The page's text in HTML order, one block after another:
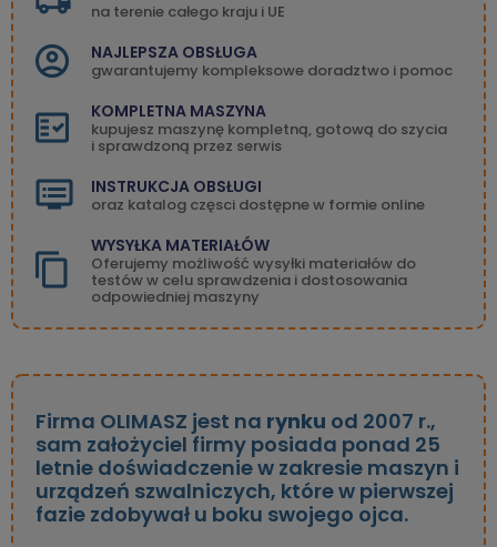
na terenie całego kraju i UE
NAJLEPSZA OBSŁUGA
gwarantujemy kompleksowe doradztwo i pomoc
KOMPLETNA MASZYNA
kupujesz maszynę kompletną, gotową do szycia
i sprawdzoną przez serwis
INSTRUKCJA OBSŁUGI
oraz katalog częsci dostępne w formie online
WYSYŁKA MATERIAŁÓW
Oferujemy możliwość wysyłki materiałów do
testów w celu sprawdzenia i dostosowania
odpowiedniej maszyny
Firma OLIMASZ jest na rynku od 2007 r.,
sam założyciel firmy posiada ponad 25
letnie doświadczenie w zakresie maszyn i
urządzeń szwalniczych, które w pierwszej
fazie zdobywał u boku swojego ojca.